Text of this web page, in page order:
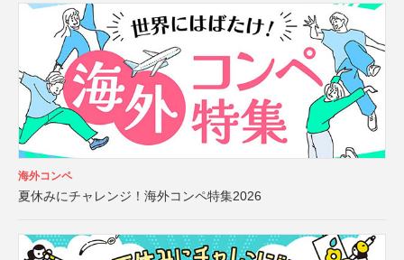
海外コンペ
夏休みにチャレンジ！海外コンペ特集2026